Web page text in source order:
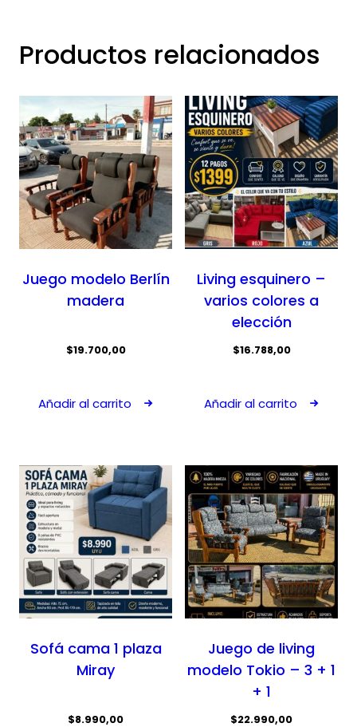
Productos relacionados
Juego modelo Berlín
madera
$19.700,00
Añadir al carrito
Living esquinero –
varios colores a
elección
$16.788,00
Añadir al carrito
Sofá cama 1 plaza
Miray
$8.990,00
Juego de living
modelo Tokio – 3 + 1
+ 1
$22.990,00